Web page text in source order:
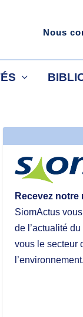
Nous
Recevez notre
SiomActus
de l’actualité
vous le secteur
l’environnement.